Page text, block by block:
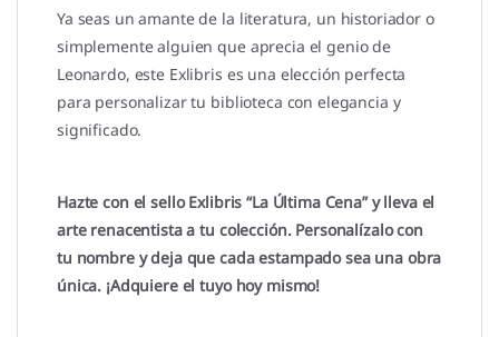
Ya seas un amante de la literatura, un historiador o
simplemente alguien que aprecia el genio de
Leonardo, este Exlibris es una elección perfecta
para personalizar tu biblioteca con elegancia y
significado.
Hazte con el sello Exlibris “La Última Cena” y lleva el
arte renacentista a tu colección. Personalízalo con
tu nombre y deja que cada estampado sea una obra
única. ¡Adquiere el tuyo hoy mismo!